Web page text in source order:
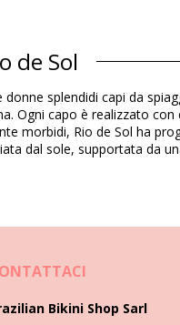
de Sol
splendidi capi da
Ogni capo è realizzato
morbidi, Rio de Sol ha
dal sole, supportata da
Bikini Shop Sarl